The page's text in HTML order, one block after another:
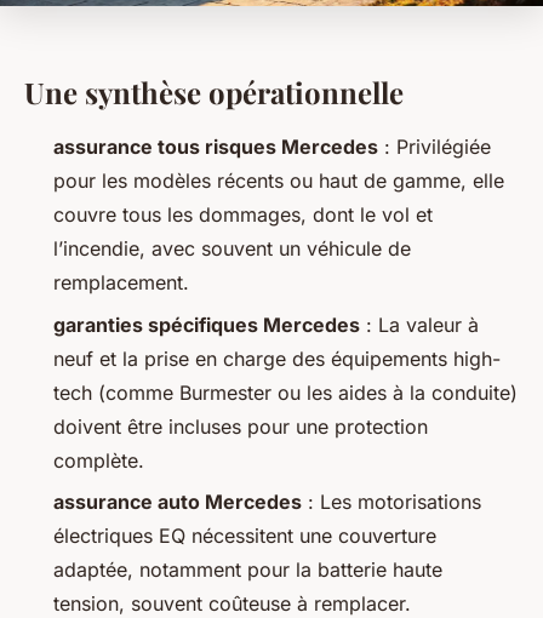
Une synthèse opérationnelle
assurance tous risques Mercedes : Privilégiée
pour les modèles récents ou haut de gamme, elle
couvre tous les dommages, dont le vol et
l’incendie, avec souvent un véhicule de
remplacement.
garanties spécifiques Mercedes : La valeur à
neuf et la prise en charge des équipements high-
tech (comme Burmester ou les aides à la conduite)
doivent être incluses pour une protection
complète.
assurance auto Mercedes : Les motorisations
électriques EQ nécessitent une couverture
adaptée, notamment pour la batterie haute
tension, souvent coûteuse à remplacer.